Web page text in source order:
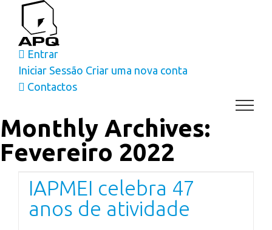
content
Entrar
Iniciar Sessão Criar uma nova conta
Contactos
Monthly Archives:
Fevereiro 2022
IAPMEI celebra 47 anos de atividade
Sabia Q
IAPMEI celebra 47
anos de atividade